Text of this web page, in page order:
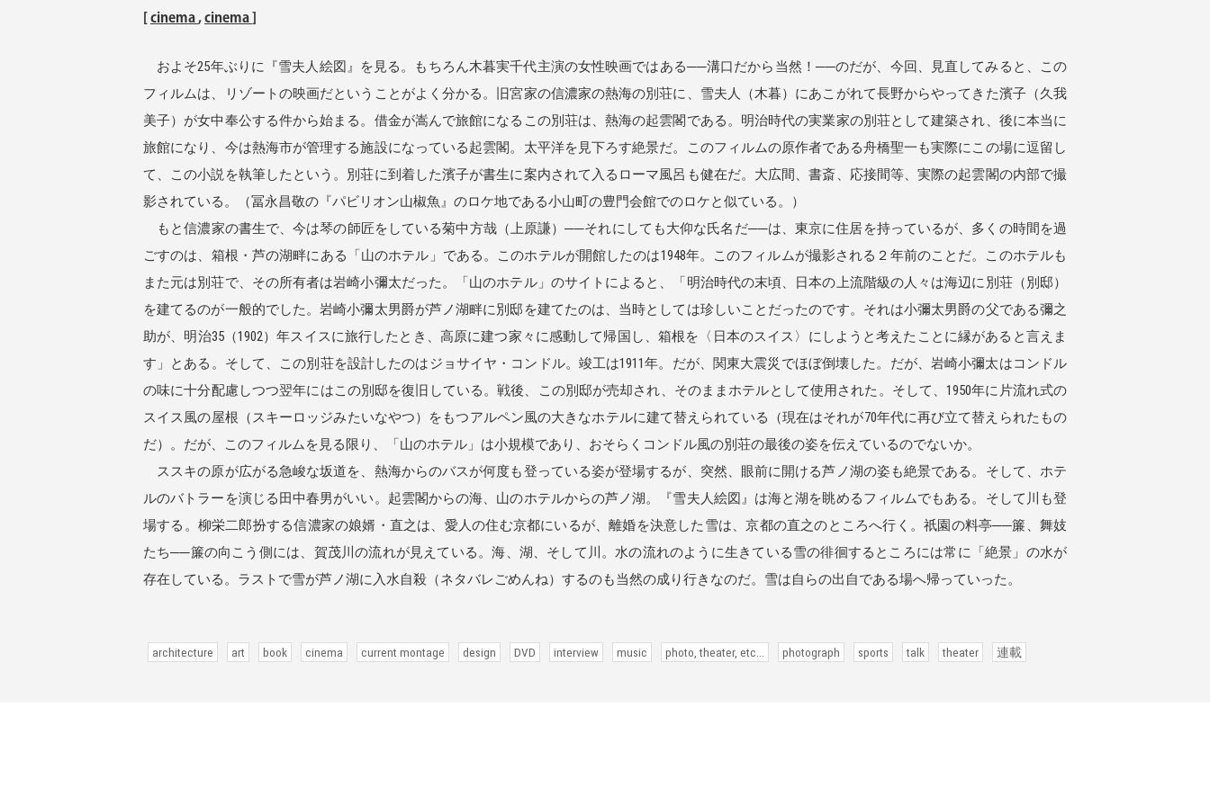
[cinema,cinema]
およそ25年ぶりに『雪夫人絵図』を見る。もちろん木暮実千代主演の女性映画ではある──溝口だから当然！──のだが、今回、見直してみると、この
フィルムは、リゾートの映画だということがよく分かる。旧宮家の信濃家の熱海の別荘に、雪夫人（木暮）にあこがれて長野からやってきた濱子（久我
美子）が女中奉公する件から始まる。借金が嵩んで旅館になるこの別荘は、熱海の起雲閣である。明治時代の実業家の別荘として建築され、後に本当に
旅館になり、今は熱海市が管理する施設になっている起雲閣。太平洋を見下ろす絶景だ。このフィルムの原作者である舟橋聖一も実際にこの場に逗留し
て、この小説を執筆したという。別荘に到着した濱子が書生に案内されて入るローマ風呂も健在だ。大広間、書斎、応接間等、実際の起雲閣の内部で撮
影されている。（冨永昌敬の『パビリオン山椒魚』のロケ地である小山町の豊門会館でのロケと似ている。）
もと信濃家の書生で、今は琴の師匠をしている菊中方哉（上原謙）──それにしても大仰な氏名だ──は、東京に住居を持っているが、多くの時間を過
ごすのは、箱根・芦の湖畔にある「山のホテル」である。このホテルが開館したのは1948年。このフィルムが撮影される２年前のことだ。このホテルも
また元は別荘で、その所有者は岩崎小彌太だった。「山のホテル」のサイトによると、「明治時代の末頃、日本の上流階級の人々は海辺に別荘（別邸）
を建てるのが一般的でした。岩崎小彌太男爵が芦ノ湖畔に別邸を建てたのは、当時としては珍しいことだったのです。それは小彌太男爵の父である彌之
助が、明治35（1902）年スイスに旅行したとき、高原に建つ家々に感動して帰国し、箱根を〈日本のスイス〉にしようと考えたことに縁があると言えま
す」とある。そして、この別荘を設計したのはジョサイヤ・コンドル。竣工は1911年。だが、関東大震災でほぼ倒壊した。だが、岩崎小彌太はコンドル
の味に十分配慮しつつ翌年にはこの別邸を復旧している。戦後、この別邸が売却され、そのままホテルとして使用された。そして、1950年に片流れ式の
スイス風の屋根（スキーロッジみたいなやつ）をもつアルペン風の大きなホテルに建て替えられている（現在はそれが70年代に再び立て替えられたもの
だ）。だが、このフィルムを見る限り、「山のホテル」は小規模であり、おそらくコンドル風の別荘の最後の姿を伝えているのでないか。
ススキの原が広がる急峻な坂道を、熱海からのバスが何度も登っている姿が登場するが、突然、眼前に開ける芦ノ湖の姿も絶景である。そして、ホテ
ルのバトラーを演じる田中春男がいい。起雲閣からの海、山のホテルからの芦ノ湖。『雪夫人絵図』は海と湖を眺めるフィルムでもある。そして川も登
場する。柳栄二郎扮する信濃家の娘婿・直之は、愛人の住む京都にいるが、離婚を決意した雪は、京都の直之のところへ行く。祇園の料亭──簾、舞妓
たち──簾の向こう側には、賀茂川の流れが見えている。海、湖、そして川。水の流れのように生きている雪の徘徊するところには常に「絶景」の水が
存在している。ラストで雪が芦ノ湖に入水自殺（ネタバレごめんね）するのも当然の成り行きなのだ。雪は自らの出自である場へ帰っていった。
architecture art book cinema current montage design DVD interview music photo, theater, etc... photograph sports talk theater 連載